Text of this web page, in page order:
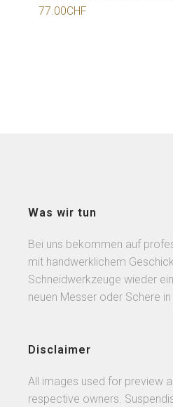
77.00CHF
Was wir tun
Bei uns bekommen auf
mit handwerklichem
Schneidwerkzeuge wieder
neuen Messer oder Schere
Disclaimer
All images used for preview
respective owners.